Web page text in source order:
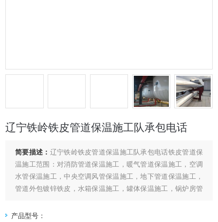
辽宁铁岭铁皮管道保温施工队承包电话
简要描述： 辽宁铁岭铁皮管道保温施工队承包电话铁皮管道保
温施工范围：对消防管道保温施工，暖气管道保温施工，空调
水管保温施工，中央空调风管保温施工，地下管道保温施工，
管道外包镀锌铁皮，水箱保温施工，罐体保温施工，锅炉房管
施工，管道除绣刷漆施工，地沟管道保温施工，窑炉内保温施
产品型号：